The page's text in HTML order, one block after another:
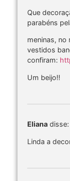
Que
parabéns
meninas,
vestidos
confiram:
Um beijo!!
Eliana disse:
Linda a